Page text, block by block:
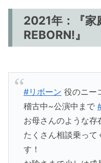
2021年：『家
REBORN!』
#リボーン 役のニー
稽古中~公演中まで
お母さんのような存
たくさん相談乗って
す！